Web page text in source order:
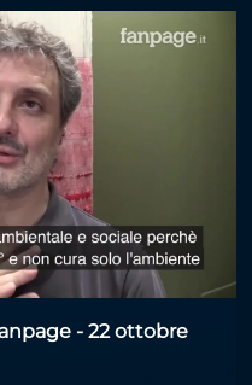
- 22 ottobre